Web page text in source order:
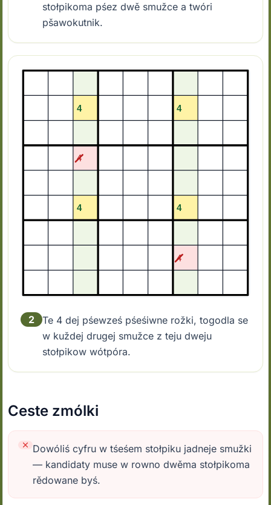
stołpikoma pśez dwě smužce a twóri
pšawokutnik.
2
Te 4 dej pśewześ pśeśiwne rožki, togodla se
w kuždej drugej smužce z teju dweju
stołpikow wótpóra.
Ceste zmólki
Dowóliś cyfru w tśeśem stołpiku jadneje smužki
— kandidaty muse w rowno dwěma stołpikoma
rědowane byś.